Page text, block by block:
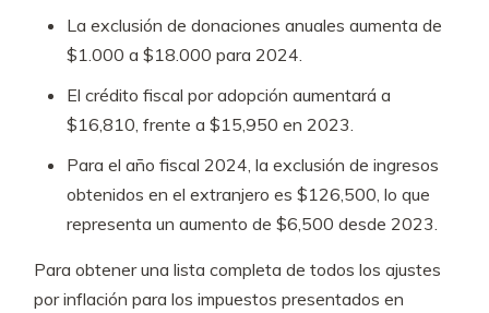
La exclusión de donaciones anuales aumenta de
$1.000 a $18.000 para 2024.
El crédito fiscal por adopción aumentará a
$16,810, frente a $15,950 en 2023.
Para el año fiscal 2024, la exclusión de ingresos
obtenidos en el extranjero es $126,500, lo que
representa un aumento de $6,500 desde 2023.
Para obtener una lista completa de todos los ajustes
por inflación para los impuestos presentados en